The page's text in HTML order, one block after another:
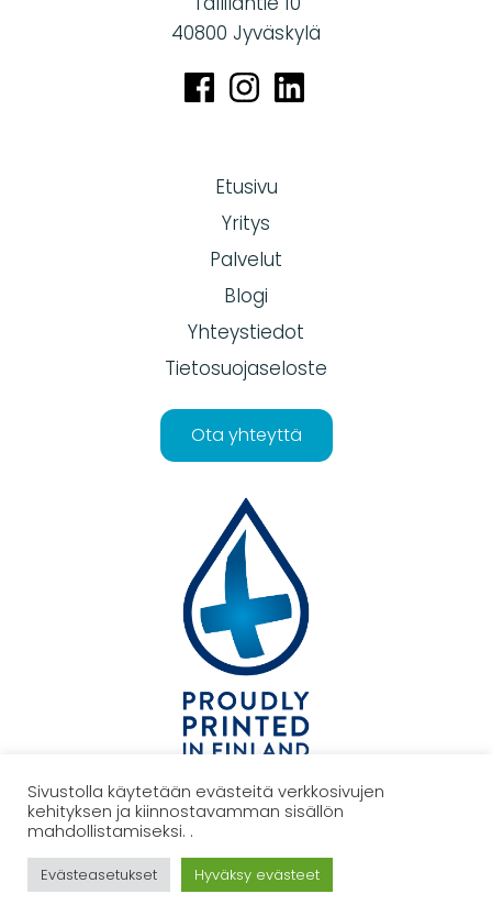
40800 Jyväskylä
Etusivu
Yritys
Palvelut
Blogi
Yhteystiedot
Tietosuojaseloste
Ota yhteyttä
TAKAISIN YLÖS
Sivustolla käytetään evästeitä verkkosivujen
kehityksen ja kiinnostavamman sisällön
mahdollistamiseksi. .
Evästeasetukset Hyväksy evästeet